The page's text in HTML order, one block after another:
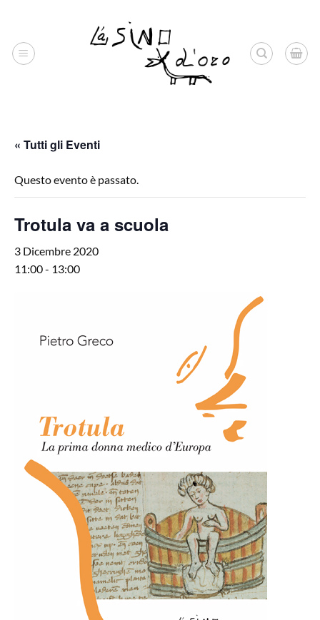
contenuti
« Tutti gli Eventi
Questo evento è passato.
Trotula va a scuola
3 Dicembre 2020
11:00- 13:00